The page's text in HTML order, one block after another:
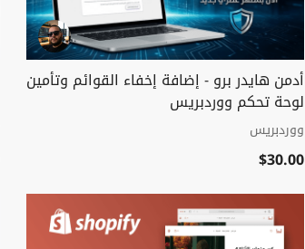
أدمن هايدر برو - إضافة إخفاء القوائم وتأمين
لوحة تحكم ووردبريس
ووردبريس
$30.00